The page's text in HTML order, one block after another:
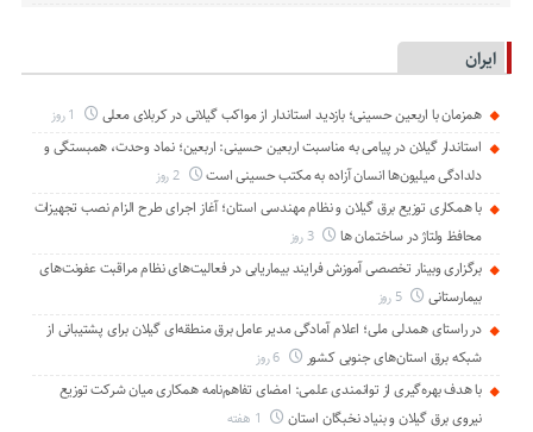
ایران
همزمان با اربعین حسینی؛ بازدید استاندار از مواکب گیلانی در کربلای معلی 1 روز
استاندار گیلان در پیامی به مناسبت اربعین حسینی: اربعین؛ نماد وحدت، همبستگی و
دلدادگی میلیون‌ها انسان آزاده به مکتب حسینی است
2 روز
با همکاری توزیع برق گیلان و نظام مهندسی استان؛ آغاز اجرای طرح الزام نصب تجهیزات
محافظ ولتاژ در ساختمان ها
3 روز
برگزاری وبینار تخصصی آموزش فرایند بیماریابی در فعالیت‌های نظام مراقبت عفونت‌های
بیمارستانی
5 روز
در راستای همدلی ملی؛ اعلام آمادگی مدیر عامل برق منطقه‌ای گیلان برای پشتیبانی از
شبكه برق استان‌های جنوبی كشور
6 روز
با هدف بهره‌گیری از توانمندی علمی: امضای تفاهم‌نامه همكاری میان شركت توزیع
نیروی برق گیلان و بنیاد نخبگان استان
1 هفته